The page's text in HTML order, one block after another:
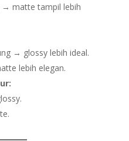
→ matte tampil lebih
→ glossy lebih ideal.
lebih elegan.